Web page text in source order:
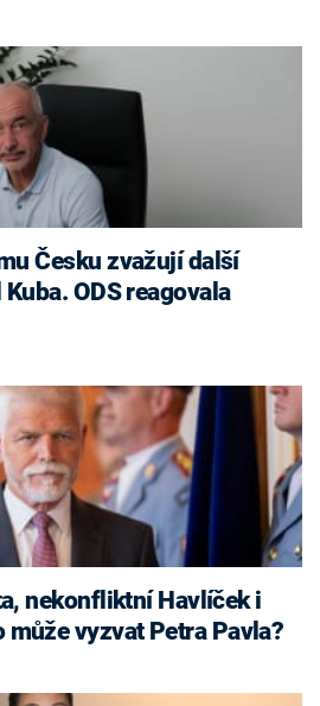
ODS reagovala
může vyzvat Petra Pavla?